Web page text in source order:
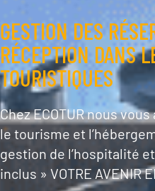
GESTION DES
RÉCEPTION DANS
TOURISTIQUES
Chez ECOTUR nous
le tourisme et
gestion de l’hospitalité
inclus » VOTRE AVENIR